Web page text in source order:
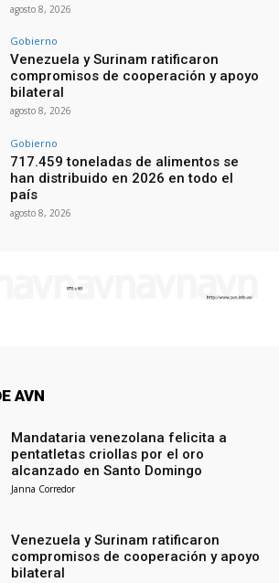
agosto 8, 2026
Gobierno
Venezuela y Surinam ratificaron
compromisos de cooperación y apoyo
bilateral
agosto 8, 2026
Gobierno
717.459 toneladas de alimentos se
han distribuido en 2026 en todo el
país
agosto 8, 2026
AVN
Mandataria venezolana felicita a
pentatletas criollas por el oro
alcanzado en Santo Domingo
Janna Corredor
Venezuela y Surinam ratificaron
compromisos de cooperación y apoyo
bilateral